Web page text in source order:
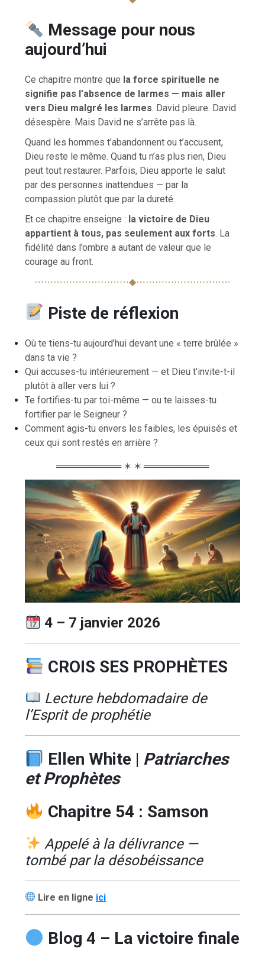
Message pour nous
aujourd’hui
Ce chapitre montre que la force spirituelle ne
signifie pas l’absence de larmes — mais aller
vers Dieu malgré les larmes. David pleure. David
désespère. Mais David ne s’arrête pas là.
Quand les hommes t’abandonnent ou t’accusent,
Dieu reste le même. Quand tu n’as plus rien, Dieu
peut tout restaurer. Parfois, Dieu apporte le salut
par des personnes inattendues — par la
compassion plutôt que par la dureté.
Et ce chapitre enseigne : la victoire de Dieu
appartient à tous, pas seulement aux forts. La
fidélité dans l’ombre a autant de valeur que le
courage au front.
⋯⋯⋯⋯⋯⋯⋯⋯⋯⋯◆⋯⋯⋯⋯⋯⋯⋯⋯⋯⋯
Piste de réflexion
Où te tiens-tu aujourd’hui devant une « terre brûlée »
dans ta vie ?
Qui accuses-tu intérieurement — et Dieu t’invite-t-il
plutôt à aller vers lui ?
Te fortifies-tu par toi-même — ou te laisses-tu
fortifier par le Seigneur ?
Comment agis-tu envers les faibles, les épuisés et
ceux qui sont restés en arrière ?
══════════ ✶ ✶ ══════════
4 – 7 janvier 2026
CROIS SES PROPHÈTES
Lecture hebdomadaire de
l’Esprit de prophétie
Ellen White | Patriarches
et Prophètes
Chapitre 54 : Samson
Appelé à la délivrance —
tombé par la désobéissance
Lire en ligne ici
Blog 4 – La victoire finale